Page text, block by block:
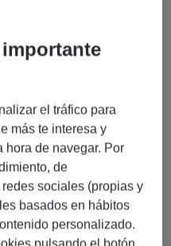
a ir más
técnica, alineando la
reales del
de SAP
negocio más ágil
importante
el tráfico para
más te interesa y
hora de navegar. Por
de
sociales (propias y
basados en hábitos
personalizado.